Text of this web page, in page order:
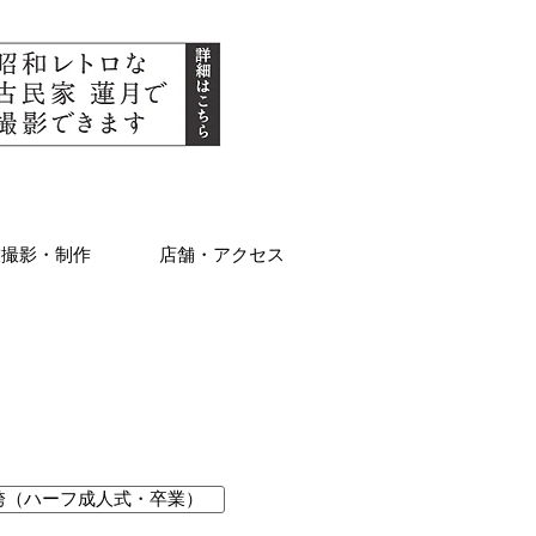
影・制作 店舗・アクセス
（ハーフ成人式・卒業）